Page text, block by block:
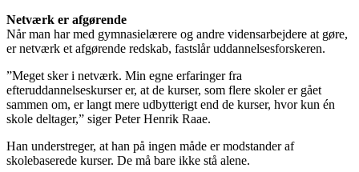
Netværk er afgørende
Når man har med gymnasielærere og andre vidensarbejdere at gøre,
er netværk et afgørende redskab, fastslår uddannelsesforskeren.
”Meget sker i netværk. Min egne erfaringer fra
efteruddannelseskurser er, at de kurser, som flere skoler er gået
sammen om, er langt mere udbytterigt end de kurser, hvor kun én
skole deltager,” siger Peter Henrik Raae.
Han understreger, at han på ingen måde er modstander af
skolebaserede kurser. De må bare ikke stå alene.